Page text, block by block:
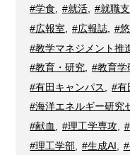
#学食, #就活, #就職
#広報室
#広報誌, #
#教学マネジメント推
#教育・研究
#教育学
#有田キャンパス
#有
#海洋エネルギー研究
#献血
#理工学専攻,
#理工学部
#生成AI